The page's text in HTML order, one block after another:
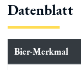
Datenblatt
Bier-Merkmal